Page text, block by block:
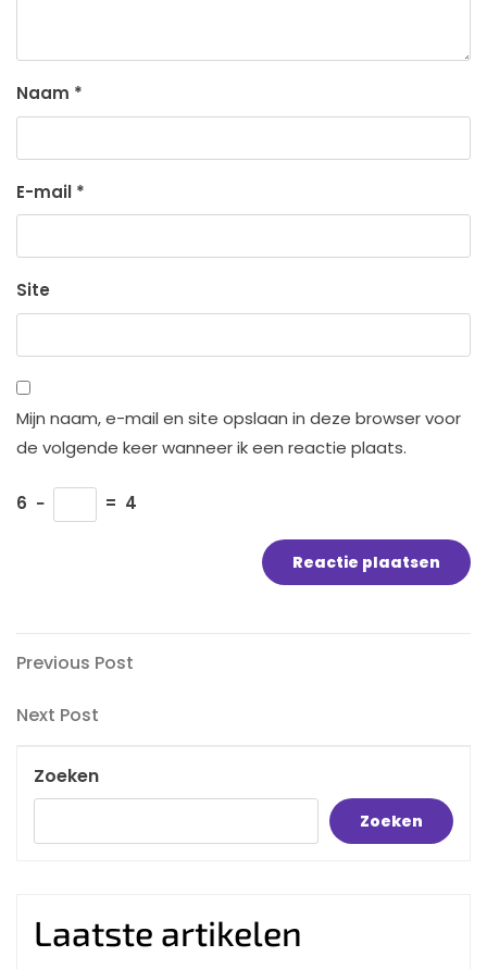
Naam *
E-mail *
Site
Mijn naam, e-mail en site opslaan in deze browser voor
de volgende keer wanneer ik een reactie plaats.
6 − = 4
Bericht
navigatie
Previous
Previous Post
Next
Next Post
Zoeken
Zoeken
Laatste artikelen